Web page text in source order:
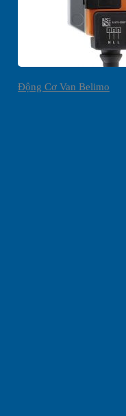
Động Cơ Van Belimo